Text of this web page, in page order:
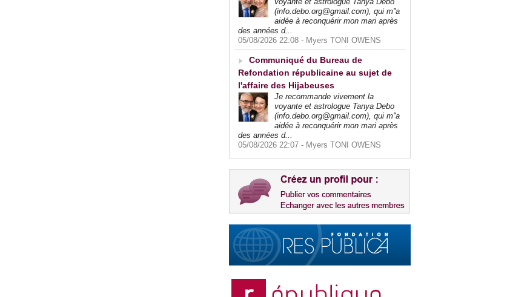
(info.debo.org@gmail.com), qui m''a
aidée à reconquérir mon mari après
des années d...
05/08/2026 22:08 - Myers TONI OWENS
Communiqué du Bureau de
Refondation républicaine au sujet de
l'affaire des Hijabeuses
Je recommande vivement la
voyante et astrologue Tanya Debo
(info.debo.org@gmail.com), qui m''a
aidée à reconquérir mon mari après
des années d...
05/08/2026 22:07 - Myers TONI OWENS